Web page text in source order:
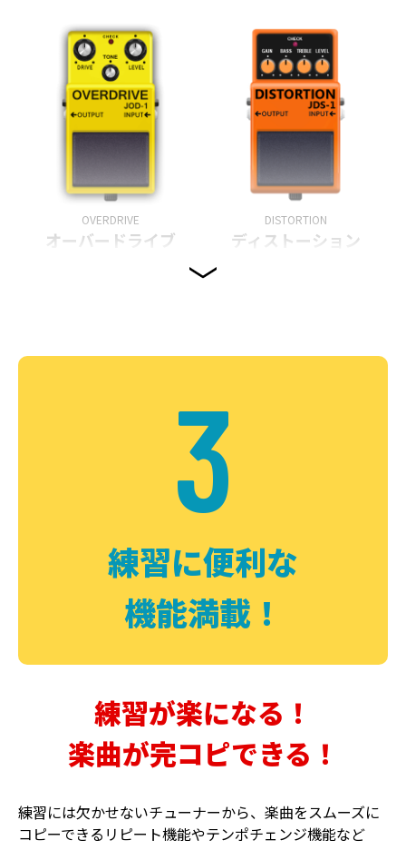
OVERDRIVE
オーバードライブ
DISTORTION
ディストーション
DELAY PHASER
3
練習に便利な
機能満載！
練習が楽になる！
楽曲が完コピできる！
練習には欠かせないチューナーから、楽曲をスムーズに
コピーできるリピート機能やテンポチェンジ機能など